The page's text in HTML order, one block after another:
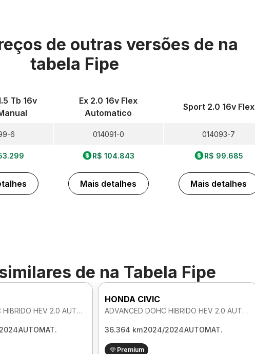
de outras versões de na
tabela Fipe
Tb 16v
6
Ex 2.0 16v Flex
Automatico
014091-0
R$ 104.843
Mais detalhes
Sport 2.0 16v Flex
014093-7
R$ 99.685
Mais detalhes
de na Tabela Fipe
ADVANCED DOHC HIBRIDO HEV 2.0 AUTOMATICO
AUTOMAT.
HONDA CIVIC
ADVANCED DOHC HIBRIDO HEV 2.0 AUTOMATICO
36.364 km2024/2024AUTOMAT.
Premium